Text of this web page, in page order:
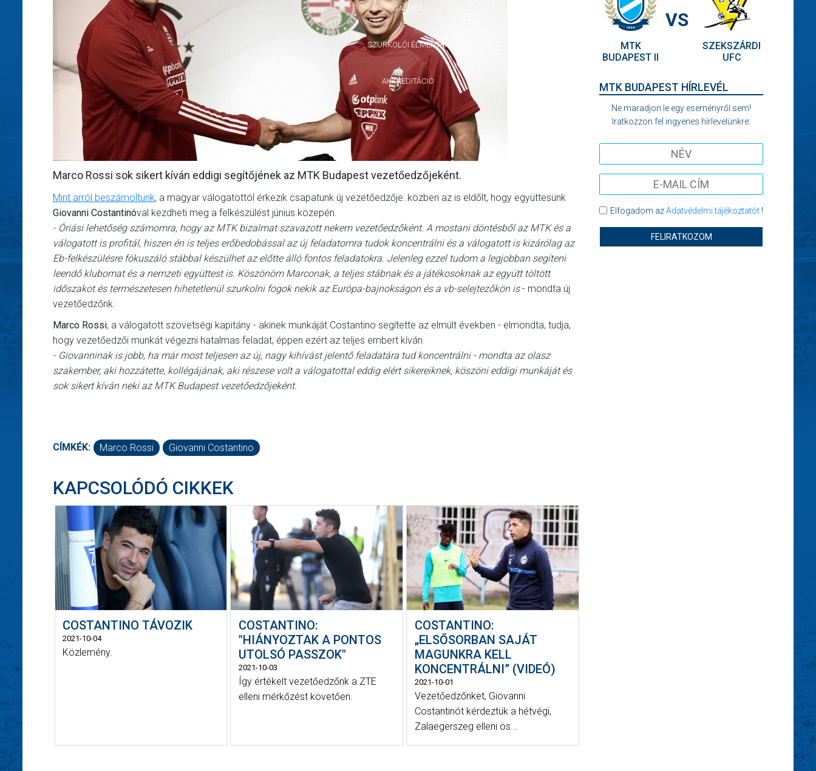
GALÉRIA
SZURKOLÓI ÉLMÉNYEK
AKKREDITÁCIÓ
Marco Rossi sok sikert kíván eddigi segítőjének az MTK Budapest vezetőedzőjeként.
Mint arról beszámoltunk, a magyar válogatottól érkezik csapatunk új vezetőedzője: közben az is eldőlt, hogy együttesünk
Giovanni Costantinóval kezdheti meg a felkészülést június közepén.
- Óriási lehetőség számomra, hogy az MTK bizalmat szavazott nekem vezetőedzőként. A mostani döntésből az MTK és a
válogatott is profitál, hiszen én is teljes erőbedobással az új feladatomra tudok koncentrálni és a válogatott is kizárólag az
Eb-felkészülésre fókuszáló stábbal készülhet az előtte álló fontos feladatokra. Jelenleg ezzel tudom a legjobban segíteni
leendő klubomat és a nemzeti együttest is. Köszönöm Marconak, a teljes stábnak és a játékosoknak az együtt töltött
időszakot és természetesen hihetetlenül szurkolni fogok nekik az Európa-bajnokságon és a vb-selejtezőkön is- mondta új
vezetőedzőnk.
Marco Rossi, a válogatott szövetségi kapitány - akinek munkáját Costantino segítette az elmúlt években - elmondta, tudja,
hogy vezetőedzői munkát végezni hatalmas feladat, éppen ezért az teljes embert kíván.
- Giovanninak is jobb, ha már most teljesen az új, nagy kihívást jelentő feladatára tud koncentrálni - mondta az olasz
szakember, aki hozzátette, kollégájának, aki részese volt a válogatottal eddig elért sikereiknek, köszöni eddigi munkáját és
sok sikert kíván neki az MTK Budapest vezetőedzőjeként.
CÍMKÉK: Marco Rossi Giovanni Costantino
KAPCSOLÓDÓ CIKKEK
COSTANTINO TÁVOZIK
2021-10-04
Közlemény.
COSTANTINO:
"HIÁNYOZTAK A PONTOS
UTOLSÓ PASSZOK"
2021-10-03
Így értékelt vezetőedzőnk a ZTE
elleni mérkőzést követően.
COSTANTINO:
„ELSŐSORBAN SAJÁT
MAGUNKRA KELL
KONCENTRÁLNI” (VIDEÓ)
2021-10-01
Vezetőedzőnket, Giovanni
Costantinót kérdeztük a hétvégi,
Zalaegerszeg elleni ös...
MTK
BUDAPEST II
VS
SZEKSZÁRDI
UFC
MTK BUDAPEST HÍRLEVÉL
Ne maradjon le egy eseményről sem!
Iratkozzon fel ingyenes hírlevelünkre:
Elfogadom azAdatvédelmi tájékoztatót!
FELIRATKOZOM